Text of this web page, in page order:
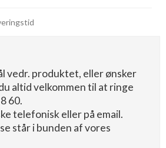
vedr. produktet, eller ønsker
altid velkommen til at ringe
60.
telefonisk eller på email.
står i bunden af vores